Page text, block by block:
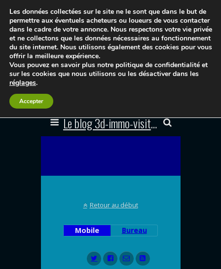
Le blog 3d-immo-visites
Retour au début
Mobile Bureau
Les données collectées sur le site ne le sont que dans le but de
permettre aux éventuels acheteurs ou loueurs de vous contacter
dans le cadre de votre annonce. Nous respectons votre vie privée
et ne collectons que les données nécessaires au fonctionnement
du site internet. Nous utilisons également des cookies pour vous
offrir la meilleure expérience.
Vous pouvez en savoir plus notre politique de confidentialité et
sur les cookies que nous utilisons ou les désactiver dans les
réglages.
Accepter